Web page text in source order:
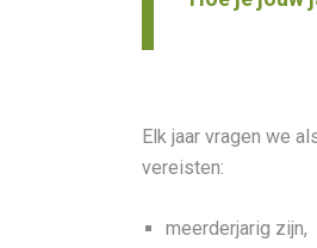
Elk jaar vragen we
vereisten:
meerderjarig zijn,